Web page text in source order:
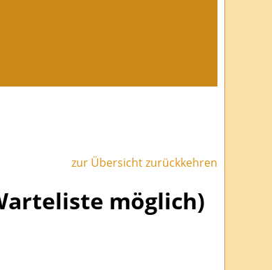
zur Übersicht zurückkehren
möglich)